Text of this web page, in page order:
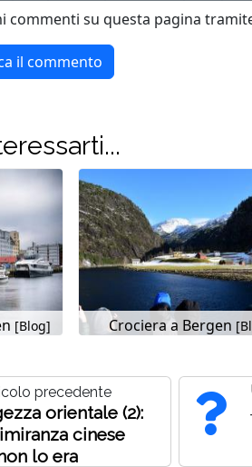
commenti su questa pagina
[Blog] Crociera a Bergen
precedente
orientale (2):
cinese
lo era